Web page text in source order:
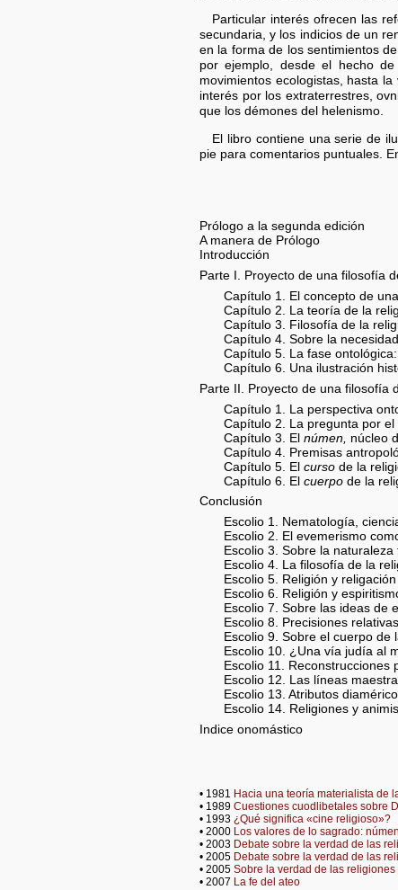
Particular interés ofrecen las
secundaria, y los indicios de un
en la forma de los sentimientos
por ejemplo, desde el hecho
movimientos ecologistas, hasta
interés por los extraterrestres,
que los démones del helenismo.
El libro contiene una serie de
pie para comentarios puntuales.
Prólogo a la segunda edición
A manera de Prólogo
Introducción
Parte I. Proyecto de una filosofía
Capítulo 1. El concepto de
Capítulo 2. La teoría de la
Capítulo 3. Filosofía de la
Capítulo 4. Sobre la
Capítulo 5. La fase
Capítulo 6. Una ilustración
Parte II. Proyecto de una filosofía
Capítulo 1. La perspectiva
Capítulo 2. La pregunta por el
Capítulo 3. Elnúmen, núcleo
Capítulo 4. Premisas
Capítulo 5. Elcurso de la
Capítulo 6. Elcuerpo de la
Conclusión
Escolio 1. Nematología,
Escolio 2. El evemerismo
Escolio 3. Sobre la
Escolio 4. La filosofía de la
Escolio 5. Religión y religación
Escolio 6. Religión y
Escolio 7. Sobre las ideas de
Escolio 8. Precisiones
Escolio 9. Sobre el cuerpo de
Escolio 10. ¿Una vía judía al
Escolio 11.
Escolio 12. Las líneas
Escolio 13. Atributos
Escolio 14. Religiones y
Indice onomástico
• 1981 Hacia una teoría materialista de
• 1989 Cuestiones cuodlibetales sobre
• 1993 ¿Qué significa «cine religioso»?
• 2000 Los valores de lo sagrado:
• 2003 Debate sobre la verdad de las
• 2005 Debate sobre la verdad de las
• 2005 Sobre la verdad de las
• 2007 La fe del ateo